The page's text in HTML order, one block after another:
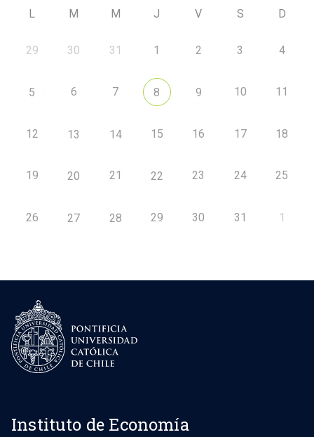
L M M J V S D
29 30 31 1 2 3 4
5 6 7 8 9 10 11
12 13 14 15 16 17 18
19 20 21 22 23 24 25
26 27 28 29 30 31 1
Instituto de Economía